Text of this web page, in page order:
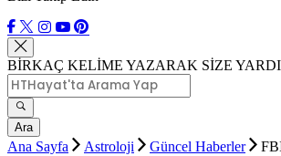
BİRKAÇ KELİME YAZARAK SİZE
Ara
Ana Sayfa Astroloji Güncel Haberler